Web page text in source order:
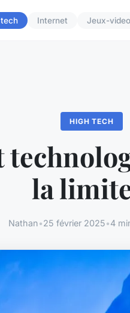
Internet Jeux-video
HIGH TECH
la
Nathan•25 février 2025•4